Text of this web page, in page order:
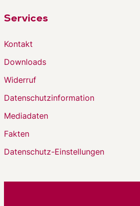
Services
Kontakt
Downloads
Widerruf
Datenschutzinformation
Mediadaten
Fakten
Datenschutz-Einstellungen